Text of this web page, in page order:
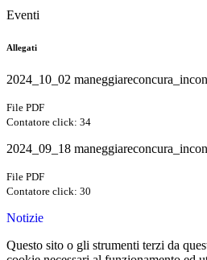
Eventi
Allegati
2024_10_02
File PDF
Contatore click: 34
2024_09_18
File PDF
Contatore click: 30
Notizie
Questo sito o gli strumenti terzi da